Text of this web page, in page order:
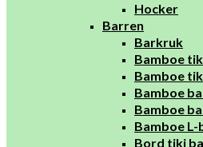
Hocker
Barren
Barkruk
Bamboe
Bamboe
Bamboe
Bamboe
Bamboe L-
Bord tiki